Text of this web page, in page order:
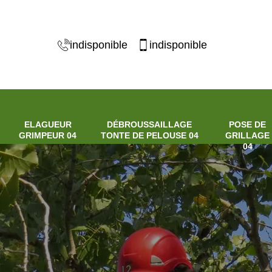
indisponible indisponible
ELAGUEUR
GRIMPEUR 04
DÉBROUSSAILLAGE
TONTE DE PELOUSE 04
POSE DE
GRILLAGE
04